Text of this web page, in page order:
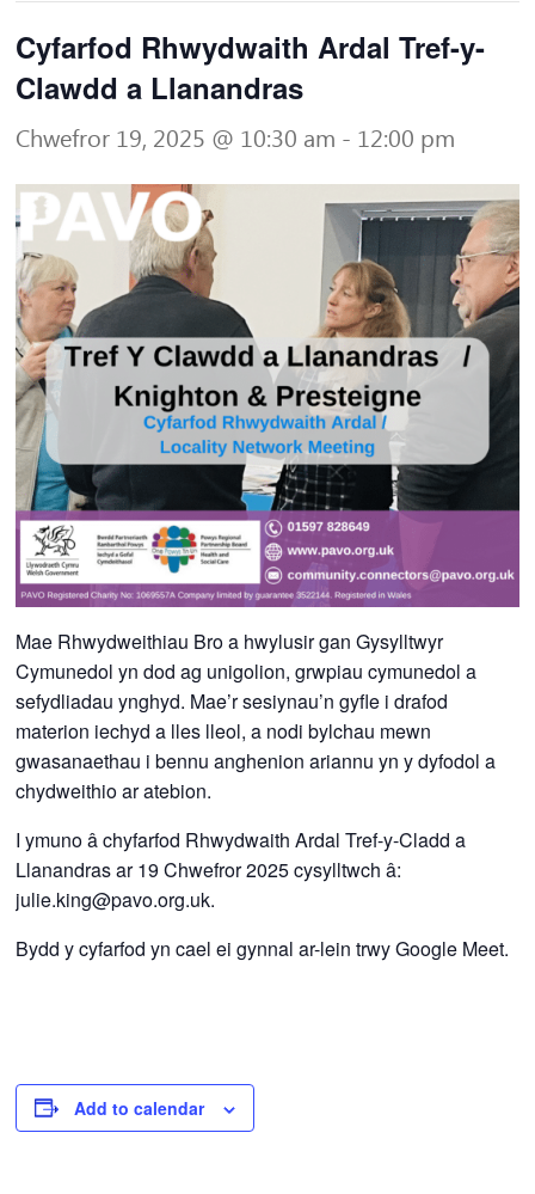
Cyfarfod Rhwydwaith Ardal Tref-y-
Clawdd a Llanandras
Chwefror 19, 2025 @ 10:30 am - 12:00 pm
Mae Rhwydweithiau Bro a hwylusir gan Gysylltwyr
Cymunedol yn dod ag unigolion, grwpiau cymunedol a
sefydliadau ynghyd. Mae’r sesiynau’n gyfle i drafod
materion iechyd a lles lleol, a nodi bylchau mewn
gwasanaethau i bennu anghenion ariannu yn y dyfodol a
chydweithio ar atebion.
I ymuno â chyfarfod Rhwydwaith Ardal Tref-y-Cladd a
Llanandras ar 19 Chwefror 2025 cysylltwch â:
julie.king@pavo.org.uk.
Bydd y cyfarfod yn cael ei gynnal ar-lein trwy Google Meet.
Add to calendar